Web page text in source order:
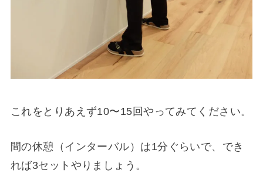
これをとりあえず10〜15回やってみてください。
間の休憩（インターバル）は1分ぐらいで、でき
れば3セットやりましょう。